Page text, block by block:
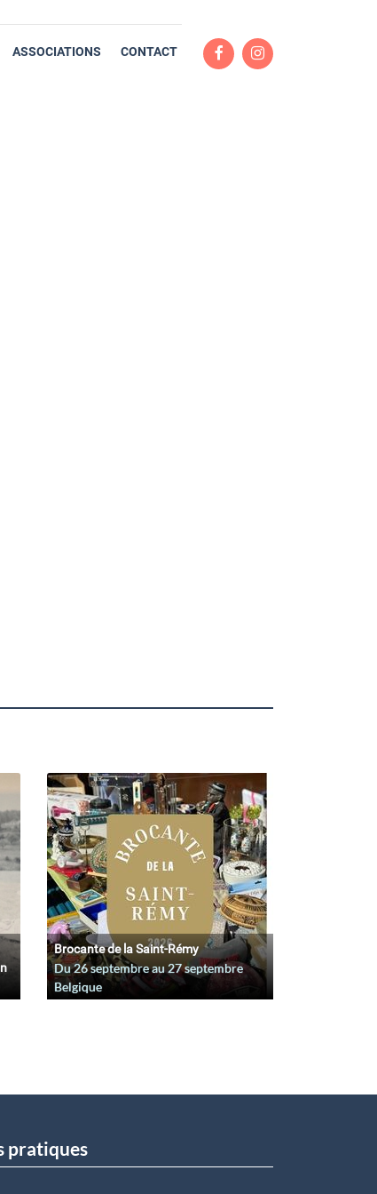
ASSOCIATIONS CONTACT
Brocante de la Saint-Rémy
Du26 septembreau27 septembre
Belgique
pratiques